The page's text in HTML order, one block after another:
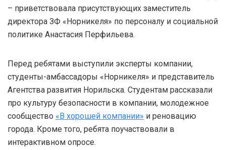
– приветствовала присутствующих заместитель
директора ЗФ «Норникеля» по персоналу и социальной
политике Анастасия Перфильева.
Перед ребятами выступили эксперты компании,
студенты-амбассадоры «Норникеля» и представитель
Агентства развития Норильска. Студентам рассказали
про культуру безопасности в компании, молодежное
сообщество «В хорошей компании» и реновацию
города. Кроме того, ребята поучаствовали в
интерактивном опросе.